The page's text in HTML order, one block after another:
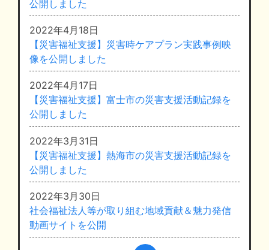
公開しました
2022年4月18日
【災害福祉支援】災害時ケアプラン実践事例映
像を公開しました
2022年4月17日
【災害福祉支援】富士市の災害支援活動記録を
公開しました
2022年3月31日
【災害福祉支援】熱海市の災害支援活動記録を
公開しました
2022年3月30日
社会福祉法人等が取り組む地域貢献＆魅力発信
動画サイトを公開